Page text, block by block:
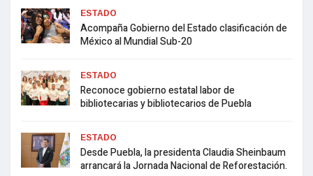
ESTADO
Acompaña Gobierno del Estado clasificación de
México al Mundial Sub-20
ESTADO
Reconoce gobierno estatal labor de
bibliotecarias y bibliotecarios de Puebla
ESTADO
Desde Puebla, la presidenta Claudia Sheinbaum
arrancará la Jornada Nacional de Reforestación.